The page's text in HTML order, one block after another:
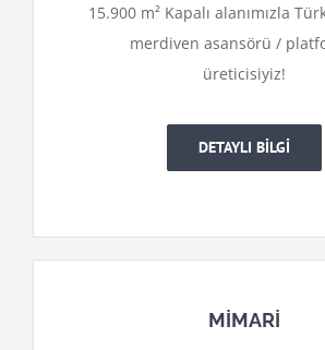
15.900 m² Kapalı alanımızla
merdiven asansörü /
üreticisiyiz!
DETAYLI BİLGİ
MİMARİ